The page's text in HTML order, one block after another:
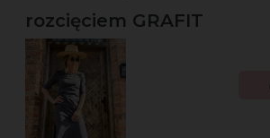
rozcięciem GRAFIT